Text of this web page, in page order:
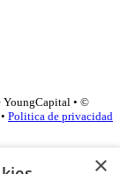
YoungCapital • ©
• Politica de privacidad
×